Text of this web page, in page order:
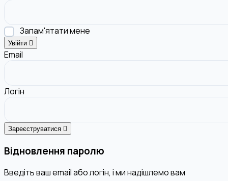
Запам'ятати мене
Увійти
Email
Логін
Зареєструватися
Відновлення паролю
Введіть ваш email або логін, і ми надішлемо вам